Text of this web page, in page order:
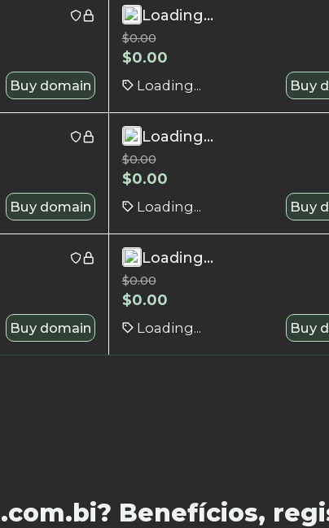
Buy domain
Loading...
$0.00
$0.00
Loading... Buy
Buy domain
Loading...
$0.00
$0.00
Loading... Buy
Buy domain
Loading...
$0.00
$0.00
Loading... Buy
Benefícios,